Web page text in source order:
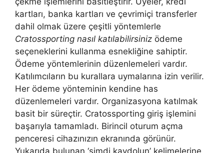
kartları, banka kartları ve çevrimiçi transferler
dahil olmak üzere çeşitli yöntemlerle
Cratossporting nasıl katılabilirsiniz ödeme
seçeneklerini kullanma esnekliğine sahiptir.
Ödeme yöntemlerinin düzenlemeleri vardır.
Katılımcıların bu kurallara uymalarına izin verilir.
Her ödeme yönteminin kendine has
düzenlemeleri vardır. Organizasyona katılmak
basit bir süreçtir. Cratossporting giriş işlemini
başarıyla tamamladı. Birincil oturum açma
penceresi cihazınızın ekranında görünür.